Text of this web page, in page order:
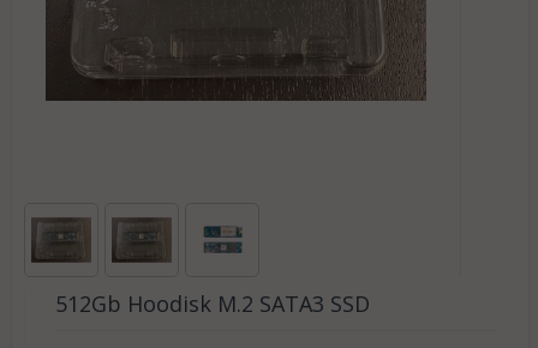
512Gb Hoodisk M.2 SATA3 SSD